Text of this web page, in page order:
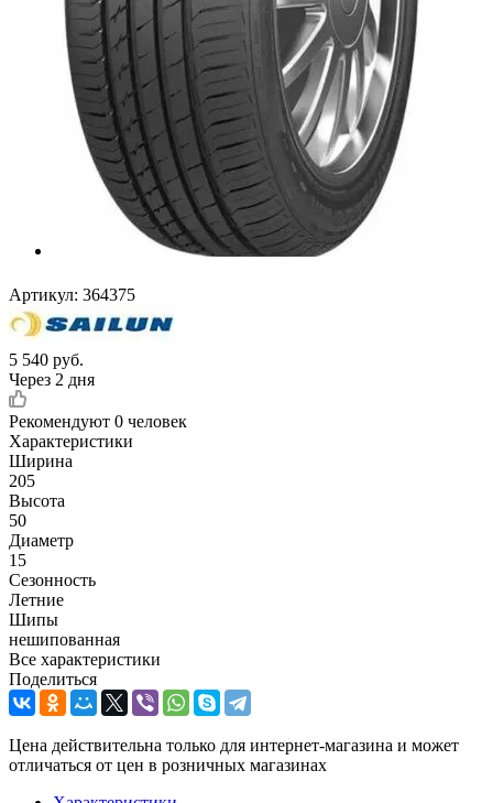
Артикул: 364375
5 540 руб.
Через 2 дня
Рекомендуют 0 человек
Характеристики
Ширина
205
Высота
50
Диаметр
15
Сезонность
Летние
Шипы
нешипованная
Все характеристики
Поделиться
Цена действительна только для интернет-магазина и может
отличаться от цен в розничных магазинах